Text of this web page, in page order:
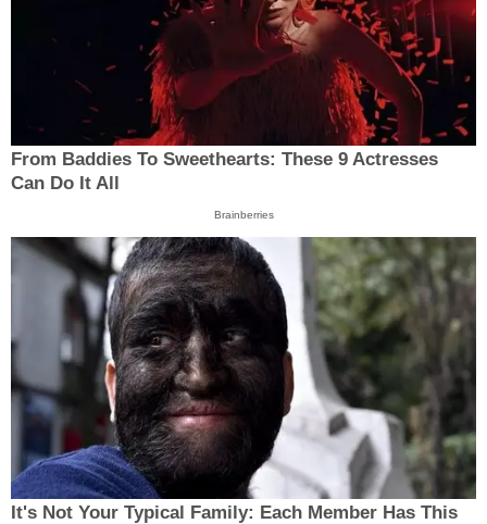
From Baddies To Sweethearts: These 9 Actresses
Can Do It All
Brainberries
It's Not Your Typical Family: Each Member Has This